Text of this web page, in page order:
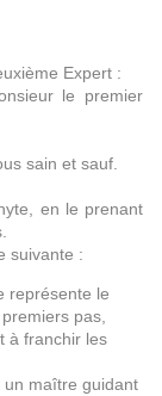
Expert :
le premier
sain et sauf.
en le prenant
suivante :
représente le
pas,
à franchir les
un maître guidant